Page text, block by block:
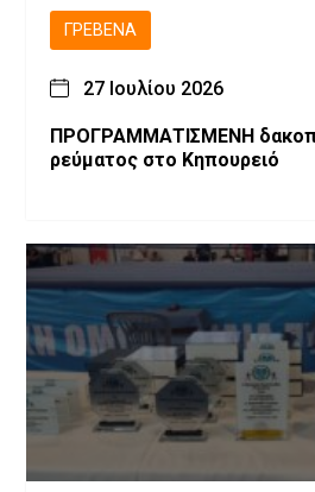
ΓΡΕΒΕΝΆ
27 Ιουλίου 2026
ΠΡΟΓΡΑΜΜΑΤΙΣΜΕΝH
ρεύματος στο Κηπουρειό